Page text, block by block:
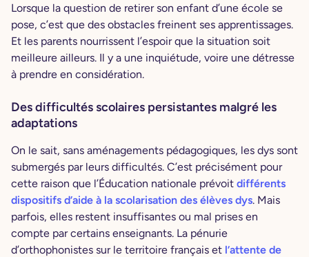
Lorsque la question de retirer son enfant d’une école se
pose, c’est que des obstacles freinent ses apprentissages.
Et les parents nourrissent l’espoir que la situation soit
meilleure ailleurs. Il y a une inquiétude, voire une détresse
à prendre en considération.
Des difficultés scolaires persistantes malgré les
adaptations
On le sait, sans aménagements pédagogiques, les dys sont
submergés par leurs difficultés. C’est précisément pour
cette raison que l’Éducation nationale prévoit différents
dispositifs d’aide à la scolarisation des élèves dys. Mais
parfois, elles restent insuffisantes ou mal prises en
compte par certains enseignants. La pénurie
d’orthophonistes sur le territoire français et l’attente de